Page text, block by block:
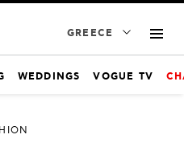
GREECE
WEDDINGS VOGUE TV